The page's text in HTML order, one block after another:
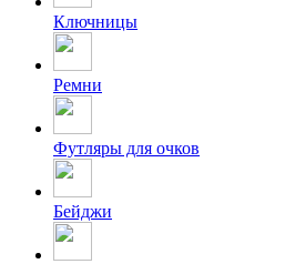
Ключницы
Ремни
Футляры для очков
Бейджи